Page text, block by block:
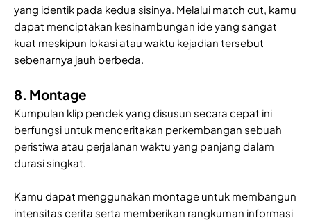
yang identik pada kedua sisinya. Melalui match cut, kamu
dapat menciptakan kesinambungan ide yang sangat
kuat meskipun lokasi atau waktu kejadian tersebut
sebenarnya jauh berbeda.
8. Montage
Kumpulan klip pendek yang disusun secara cepat ini
berfungsi untuk menceritakan perkembangan sebuah
peristiwa atau perjalanan waktu yang panjang dalam
durasi singkat.
Kamu dapat menggunakan montage untuk membangun
intensitas cerita serta memberikan rangkuman informasi